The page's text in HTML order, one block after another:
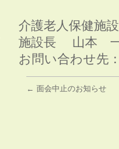
介護老人保健施
施設長 山本
お問い合わせ先
← 面会中止のお知らせ